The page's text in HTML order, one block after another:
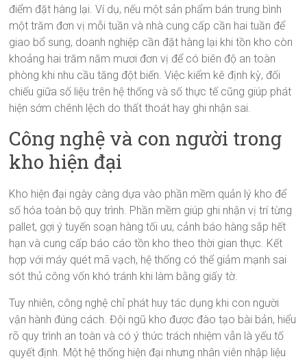
điểm đặt hàng lại. Ví dụ, nếu một sản phẩm bán trung bình
một trăm đơn vị mỗi tuần và nhà cung cấp cần hai tuần để
giao bổ sung, doanh nghiệp cần đặt hàng lại khi tồn kho còn
khoảng hai trăm năm mươi đơn vị để có biên độ an toàn
phòng khi nhu cầu tăng đột biến. Việc kiểm kê định kỳ, đối
chiếu giữa số liệu trên hệ thống và số thực tế cũng giúp phát
hiện sớm chênh lệch do thất thoát hay ghi nhận sai.
Công nghệ và con người trong
kho hiện đại
Kho hiện đại ngày càng dựa vào phần mềm quản lý kho để
số hóa toàn bộ quy trình. Phần mềm giúp ghi nhận vị trí từng
pallet, gợi ý tuyến soạn hàng tối ưu, cảnh báo hàng sắp hết
hạn và cung cấp báo cáo tồn kho theo thời gian thực. Kết
hợp với máy quét mã vạch, hệ thống có thể giảm mạnh sai
sót thủ công vốn khó tránh khi làm bằng giấy tờ.
Tuy nhiên, công nghệ chỉ phát huy tác dụng khi con người
vận hành đúng cách. Đội ngũ kho được đào tạo bài bản, hiểu
rõ quy trình an toàn và có ý thức trách nhiệm vẫn là yếu tố
quyết định. Một hệ thống hiện đại nhưng nhân viên nhập liệu